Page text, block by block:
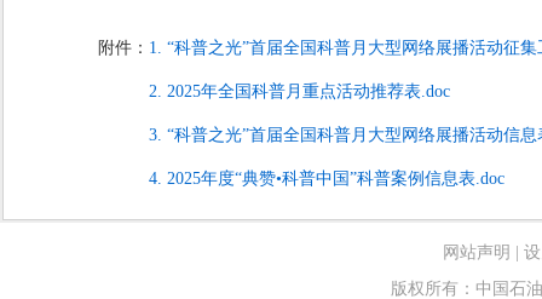
附件： 1. “科普之光”首届全国科普月大型网络展播活动征集
2. 2025年全国科普月重点活动推荐表.doc
3. “科普之光”首届全国科普月大型网络展播活动信息
4. 2025年度“典赞•科普中国”科普案例信息表.doc
网站声明
版权所有：中国石